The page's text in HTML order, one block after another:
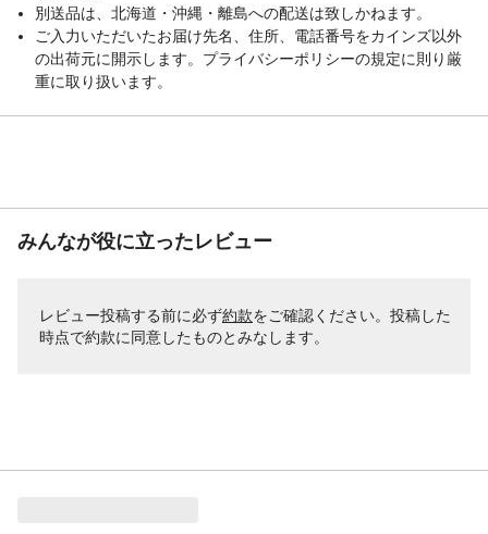
別送品は、北海道・沖縄・離島への配送は致しかねます。
ご入力いただいたお届け先名、住所、電話番号をカインズ以外
の出荷元に開示します。プライバシーポリシーの規定に則り厳
重に取り扱います。
みんなが役に立ったレビュー
レビュー投稿する前に必ず約款をご確認ください。投稿した
時点で約款に同意したものとみなします。